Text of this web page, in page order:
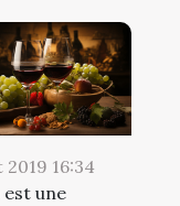
2019 16:34
est une